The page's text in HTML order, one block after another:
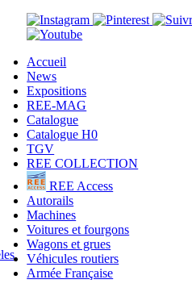
Accueil
News
Expositions
REE-MAG
Catalogue
Catalogue H0
TGV
REE COLLECTION
REE Access
Autorails
Machines
Voitures et fourgons
Wagons et grues
Véhicules routiers
Armée Française